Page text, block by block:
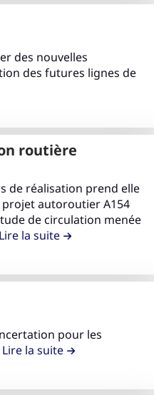
des nouvelles
des futures lignes de
contribution
routière
de réalisation prend elle
autoroutier A154
de circulation menée
Lire la suite de la
pour les
Lire la suite de la